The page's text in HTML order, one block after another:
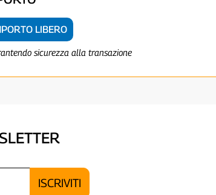
LIBERO
sicurezza alla transazione